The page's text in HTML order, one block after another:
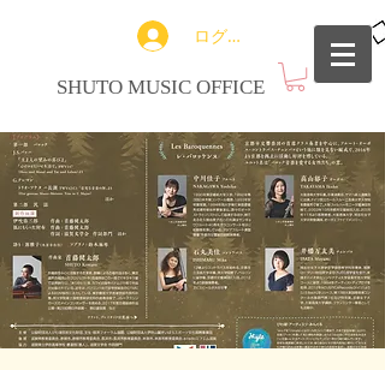
ログイン
SHUTO MUSIC OFFICE